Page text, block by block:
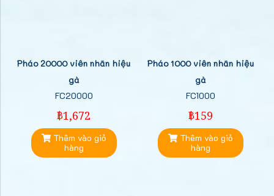
Pháo 20000 viên nhãn hiệu
gà
FC20000
฿1,672
hàng
Pháo 1000 viên nhãn hiệu
gà
FC1000
฿159
hàng